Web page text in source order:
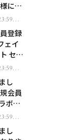
にプ
ま
登録
ェイ
ま
し
会員
ボー
ヘア
ま
し